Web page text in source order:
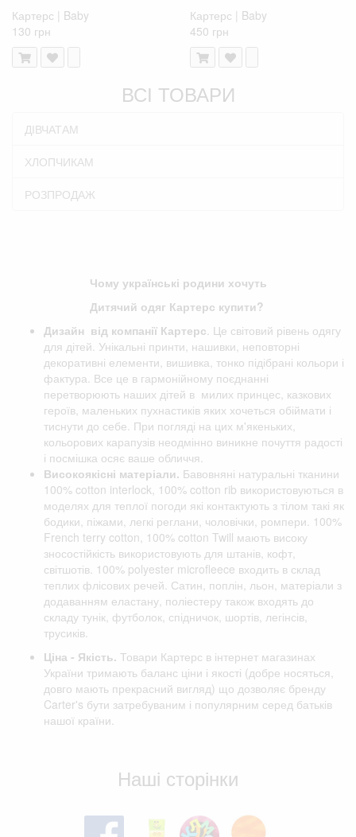
Картерс | Baby
130 грн
Картерс | Baby
450 грн
ВСІ ТОВАРИ
ДІВЧАТАМ
ХЛОПЧИКАМ
РОЗПРОДАЖ
Чому українські родини хочуть
Дитячий одяг Картерс купити?
Дизайн від компанії Картерс . Це світовий рівень одягу
для дітей. Унікальні принти, нашивки, неповторні
декоративні елементи, вишивка, тонко підібрані кольори і
фактура. Все це в гармонійному поєднанні
перетворюють наших дітей в милих принцес, казкових
героїв, маленьких пухнастиків яких хочеться обіймати і
тиснути до себе. При погляді на цих м'якеньких,
кольорових карапузів неодмінно виникне почуття радості
і посмішка осяє ваше обличчя.
Високоякісні матеріали. Бавовняні натуральні тканини
100% cotton interlock, 100% cotton rib використовуються в
моделях для теплої погоди які контактують з тілом такі як
бодики, піжами, легкі реглани, чоловічки, ромпери. 100%
French terry cotton, 100% cotton Twill мають високу
зносостійкість використовують для штанів, кофт,
світшотів. 100% polyester microfleece входить в склад
теплих флісових речей. Сатин, поплін, льон, матеріали з
додаванням еластану, поліестеру також входять до
складу тунік, футболок, спідничок, шортів, легінсів,
трусиків.
Ціна - Якість. Товари Картерс в інтернет магазинах
України тримають баланс ціни і якості (добре носяться,
довго мають прекрасний вигляд) що дозволяє бренду
Carter's бути затребуваним і популярним серед батьків
нашої країни.
Наші сторінки